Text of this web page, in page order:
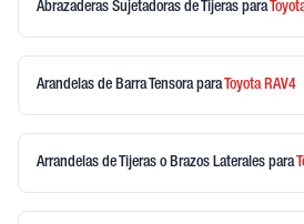
Abrazaderas Sujetadoras de Tijeras para
Arandelas de Barra TensoraparaToyotaRAV4
Arrandelas de Tijeras o Brazos Laterales para